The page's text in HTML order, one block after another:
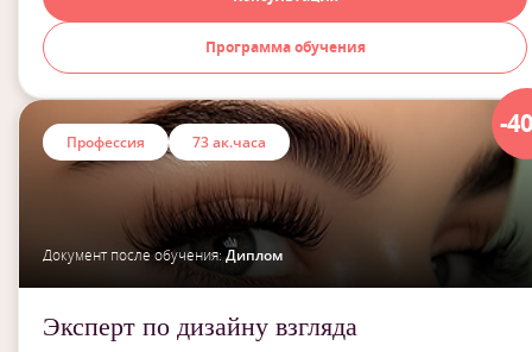
Программа обучения
-
Профессия 73 ак.часа
Документ после обучения:Диплом
Эксперт по дизайну взгляда